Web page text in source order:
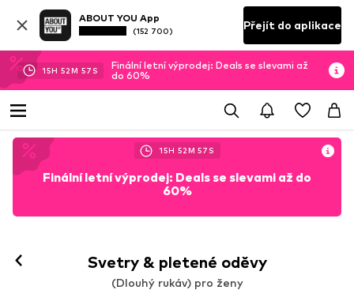
ABOUT YOU App
(152 700) Přejít do aplikace
15H 52M 53 S
Finální letní výprodej: Deals se slevami až
do 60%
15H 52M 53 S
Finální letní výprodej: Deals se slevami až do
60%
Svetry & pletené oděvy
(Dlouhý rukáv) pro ženy